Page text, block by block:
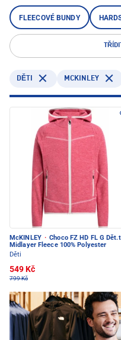
FLEECOVÉ BUNDY
DĚTI MCKINLEY
McKINLEY · Choco FZ HD FL G
Midlayer Fleece 100% Polyester
Děti
549 Kč
799 Kč